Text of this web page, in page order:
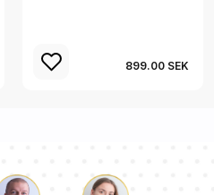
899.00 SEK